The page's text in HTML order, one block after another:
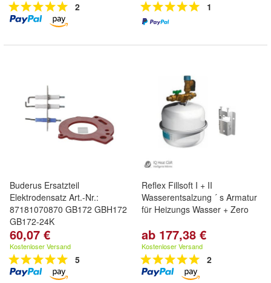
2 1
Buderus Ersatzteil
Elektrodensatz Art.-Nr.:
87181070870 GB172 GBH172
GB172-24K
60,07 €
Kostenloser Versand
5
Reflex Fillsoft I + II
Wasserentsalzung ´ s Armatur
für Heizungs Wasser + Zero
ab 177,38 €
Kostenloser Versand
2